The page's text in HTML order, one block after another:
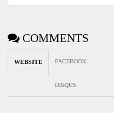
COMMENTS
WEBSITE FACEBOOK:
DISQUS